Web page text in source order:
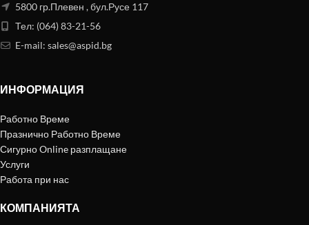
5800 гр.Плевен , бул.Русе 117
Тел: (064) 83-21-56
E-mail: sales@aspid.bg
ИНФОРМАЦИЯ
Работно Време
Празнично Работно Време
Сигурно Online разплащане
Услуги
Работа при нас
КОМПАНИЯТА